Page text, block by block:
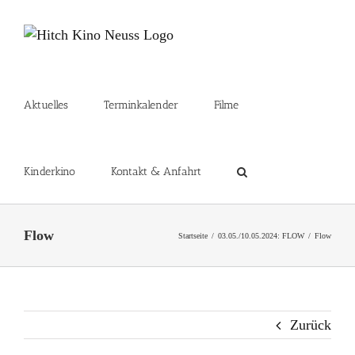
Inhalt
Aktuelles Terminkalender Filme
Kinderkino Kontakt & Anfahrt
Flow Startseite 03.05./10.05.2024: FLOW Flow
Zurück